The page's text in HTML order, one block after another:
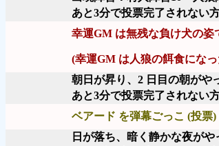
あと3分で投票完了されない
幸運GM は無残な負け犬の姿
(幸運GM は人狼の餌食にな
朝日が昇り、2 日目の朝がや
あと3分で投票完了されない
ベアード を弾幕ごっこ (投票
日が落ち、暗く静かな夜がや